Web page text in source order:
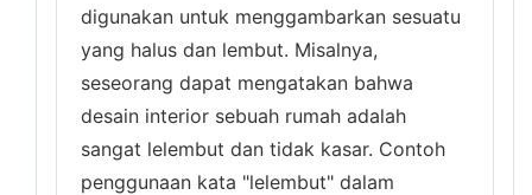
digunakan untuk menggambarkan sesuatu
yang halus dan lembut. Misalnya,
seseorang dapat mengatakan bahwa
desain interior sebuah rumah adalah
sangat lelembut dan tidak kasar. Contoh
penggunaan kata "lelembut" dalam